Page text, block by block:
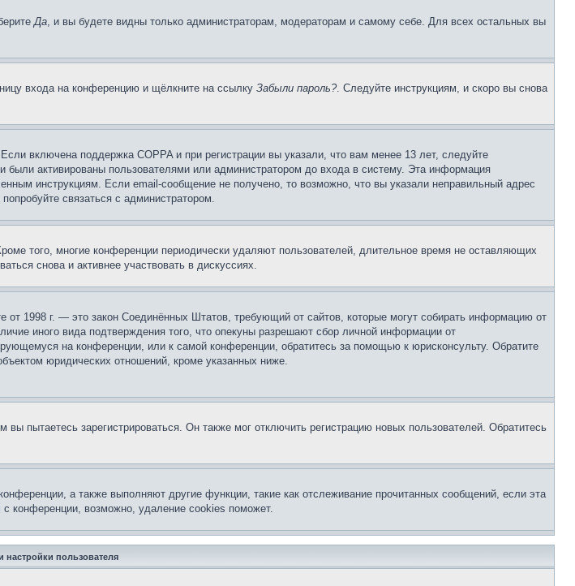
Да, и вы будете видны только администраторам, модераторам и самому себе. Для всех остальных вы
входа на конференцию и щёлкните на ссылку Забыли пароль?. Следуйте инструкциям, и скоро вы снова
включена поддержка COPPA и при регистрации вы указали, что вам менее 13 лет, следуйте
активированы пользователями или администратором до входа в систему. Эта информация
инструкциям. Если email-сообщение не получено, то возможно, что вы указали неправильный адрес
связаться с администратором.
того, многие конференции периодически удаляют пользователей, длительное время не оставляющих
снова и активнее участвовать в дискуссиях.
1998 г. — это закон Соединённых Штатов, требующий от сайтов, которые могут собирать информацию от
иного вида подтверждения того, что опекуны разрешают сбор личной информации от
на конференции, или к самой конференции, обратитесь за помощью к юрисконсульту. Обратите
юридических отношений, кроме указанных ниже.
пытаетесь зарегистрироваться. Он также мог отключить регистрацию новых пользователей. Обратитесь
а также выполняют другие функции, такие как отслеживание прочитанных сообщений, если эта
конференции, возможно, удаление cookies поможет.
настройки пользователя